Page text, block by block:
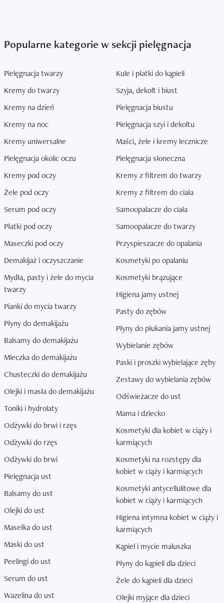
Popularne kategorie w sekcji pielęgnacja
Pielęgnacja twarzy
Kremy do twarzy
Kremy na dzień
Kremy na noc
Kremy uniwersalne
Pielęgnacja okolic oczu
Kremy pod oczy
Żele pod oczy
Serum pod oczy
Płatki pod oczy
Maseczki pod oczy
Demakijaż i oczyszczanie
Mydła, pasty i żele do mycia
twarzy
Pianki do mycia twarzy
Płyny do demakijażu
Balsamy do demakijażu
Mleczka do demakijażu
Chusteczki do demakijażu
Olejki i masła do demakijażu
Toniki i hydrolaty
Odżywki do brwi i rzęs
Odżywki do rzęs
Odżywki do brwi
Pielęgnacja ust
Balsamy do ust
Olejki do ust
Masełka do ust
Maski do ust
Peelingi do ust
Serum do ust
Wazelina do ust
Kule i płatki do kąpieli
Szyja, dekolt i biust
Pielęgnacja biustu
Pielęgnacja szyi i dekoltu
Maści, żele i kremy lecznicze
Pielęgnacja słoneczna
Kremy z filtrem do twarzy
Kremy z filtrem do ciała
Samoopalacze do ciała
Samoopalacze do twarzy
Przyspieszacze do opalania
Kosmetyki po opalaniu
Kosmetyki brązujące
Higiena jamy ustnej
Pasty do zębów
Płyny do płukania jamy ustnej
Wybielanie zębów
Paski i proszki wybielające zęby
Zestawy do wybielania zębów
Odświeżacze do ust
Mama i dziecko
Kosmetyki dla kobiet w ciąży i
karmiących
Kosmetyki na rozstępy dla
kobiet w ciąży i karmiących
Kosmetyki antycellulitowe dla
kobiet w ciąży i karmiących
Higiena intymna kobiet w ciąży i
karmiących
Kąpiel i mycie maluszka
Płyny do kąpieli dla dzieci
Żele do kąpieli dla dzieci
Olejki myjące dla dzieci